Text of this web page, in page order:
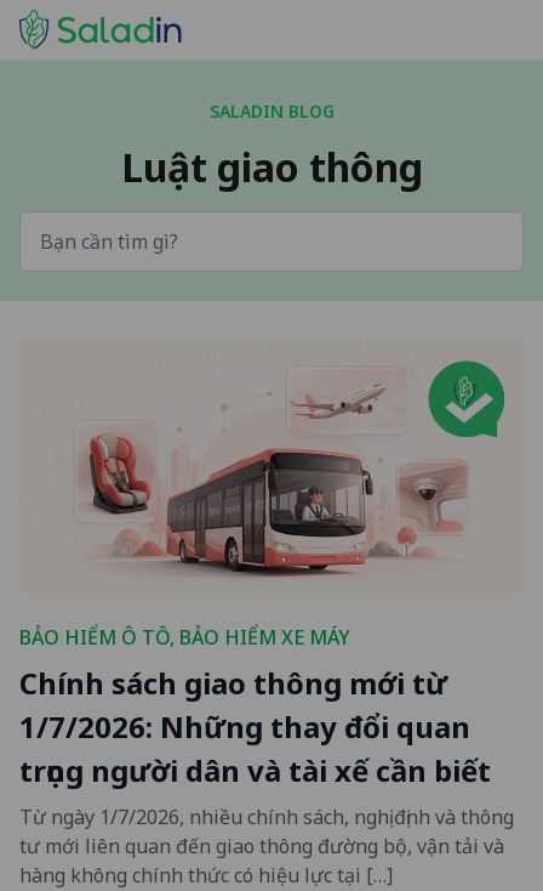
SALADIN BLOG
Luật giao thông
BẢO HIỂM Ô TÔ, BẢO HIỂM XE MÁY
Chính sách giao thông mới từ
1/7/2026: Những thay đổi quan
trọng người dân và tài xế cần biết
Từ ngày 1/7/2026, nhiều chính sách, nghị định và thông
tư mới liên quan đến giao thông đường bộ, vận tải và
hàng không chính thức có hiệu lực tại […]